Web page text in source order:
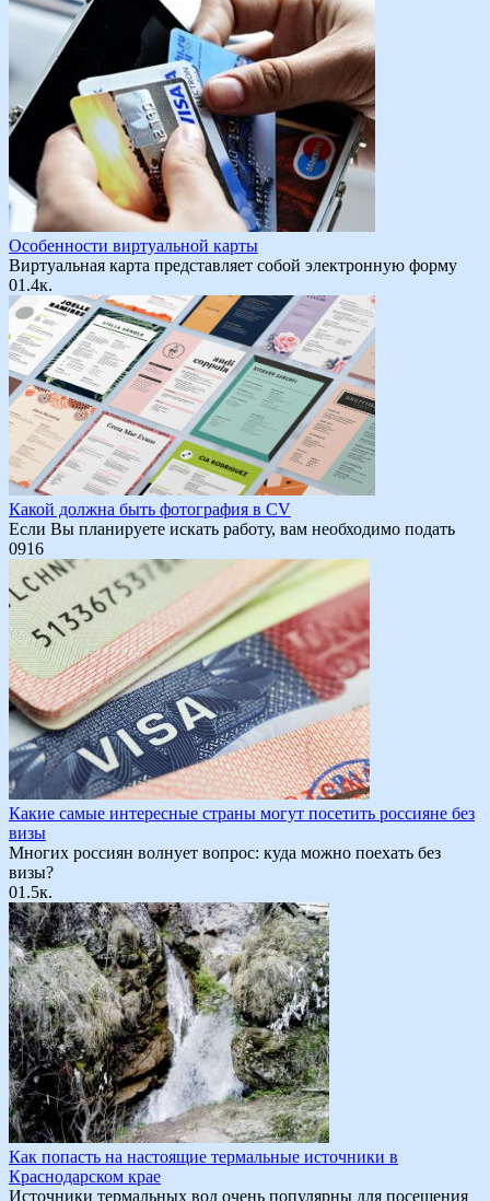
Особенности виртуальной карты
Виртуальная карта представляет собой электронную форму
01.4к.
Какой должна быть фотография в CV
Если Вы планируете искать работу, вам необходимо подать
0916
Какие самые интересные страны могут посетить россияне без
визы
Многих россиян волнует вопрос: куда можно поехать без
визы?
01.5к.
Как попасть на настоящие термальные источники в
Краснодарском крае
Источники термальных вод очень популярны для посещения